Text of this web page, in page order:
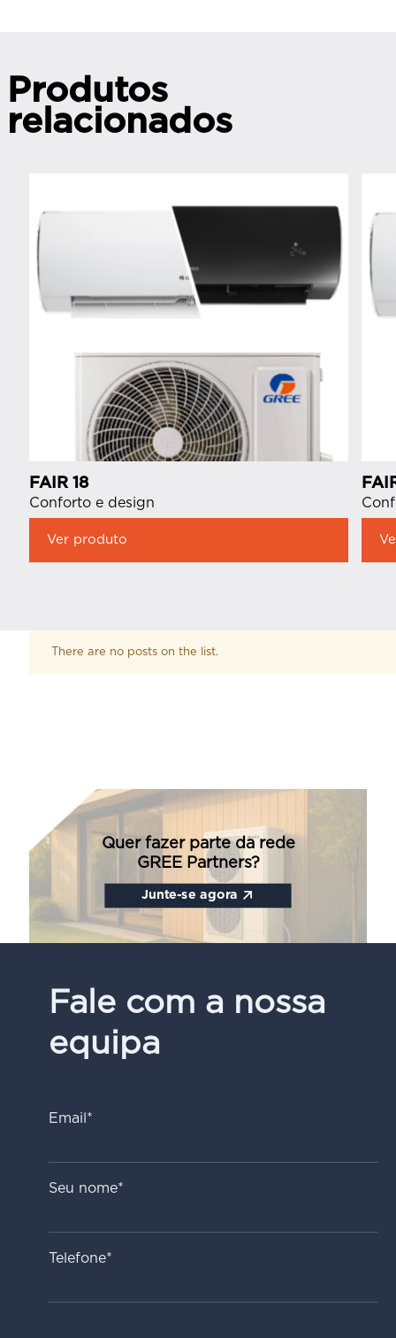
Produtos
relacionados
FAIR 18
Conforto e design
Ver produto
There are no posts on the list.
Junte-se agora
Quer fazer parte da rede
GREE Partners?
Fale com a nossa
equipa
Email*
Seu nome*
Telefone*